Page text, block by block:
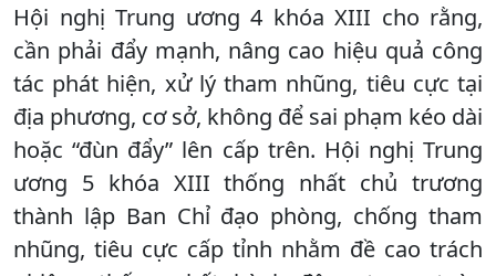
Hội nghị Trung ương 4 khóa XIII cho rằng,
cần phải đẩy mạnh, nâng cao hiệu quả công
tác phát hiện, xử lý tham nhũng, tiêu cực tại
địa phương, cơ sở, không để sai phạm kéo dài
hoặc “đùn đẩy” lên cấp trên. Hội nghị Trung
ương 5 khóa XIII thống nhất chủ trương
thành lập Ban Chỉ đạo phòng, chống tham
nhũng, tiêu cực cấp tỉnh nhằm đề cao trách